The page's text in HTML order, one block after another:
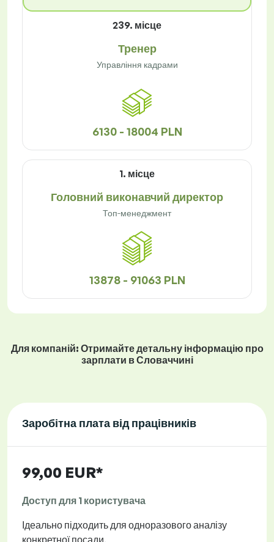
239. місце
Тренер
Управління кадрами
6130 - 18004 PLN
1. місце
Головний виконавчий директор
Топ-менеджмент
13878 - 91063 PLN
Для компаній: Отримайте детальну інформацію про
зарплати в Словаччині
Заробітна плата від працівників
99,00 EUR*
Доступ для 1 користувача
Ідеально підходить для одноразового аналізу